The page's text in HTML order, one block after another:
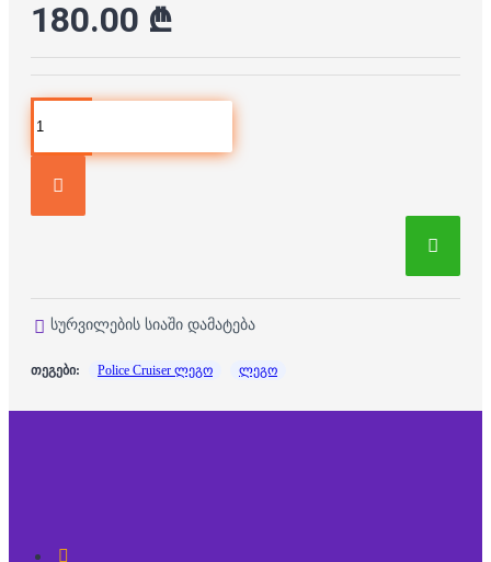
180.00 ₾
სურვილების სიაში დამატება
თეგები: Police Cruiser ლეგო ლეგო